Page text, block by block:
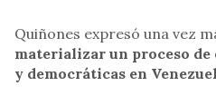
Quiñones expresó una vez
materializar un proceso
y democráticas en